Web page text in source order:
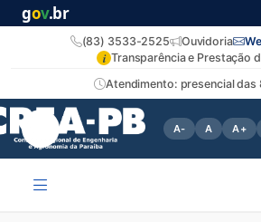
gov.br
Atendimento: presencial das
(83) 3533-2525 Ouvidoria
i Transparência e Prestação
A- A A+